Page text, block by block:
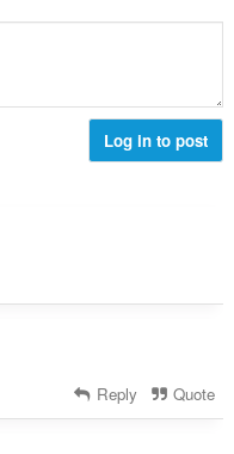
Log in to post
Reply Quote